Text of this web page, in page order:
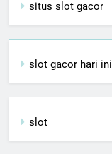
situs slot gacor
slot gacor hari ini
slot